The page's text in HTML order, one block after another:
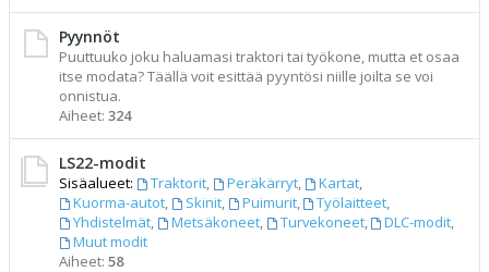
Pyynnöt
Puuttuuko joku haluamasi traktori tai työkone, mutta et osaa
itse modata? Täällä voit esittää pyyntösi niille joilta se voi
onnistua.
Aiheet: 324
LS22-modit
Sisäalueet: Traktorit, Peräkärryt, Kartat,
Kuorma-autot, Skinit, Puimurit, Työlaitteet,
Yhdistelmät, Metsäkoneet, Turvekoneet, DLC-modit,
Muut modit
Aiheet: 58